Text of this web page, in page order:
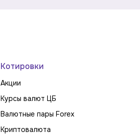
Котировки
Акции
Курсы валют ЦБ
Валютные пары Forex
Криптовалюта